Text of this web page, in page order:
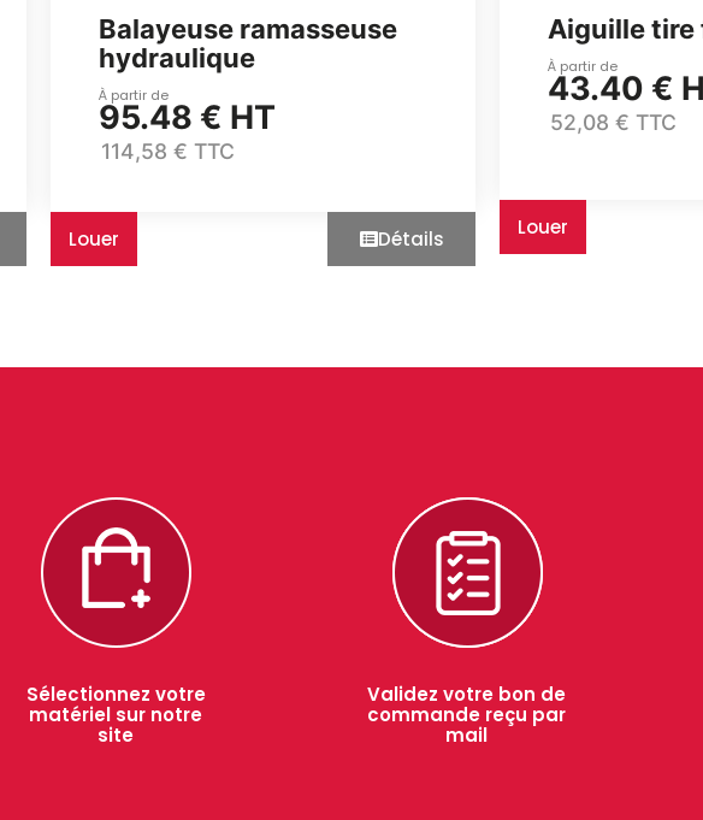
Balayeuse ramasseuse
hydraulique
À partir de
95.48 € HT
114,58 € TTC
Louer Détails
Aiguille tire
À partir de
43.40 €
52,08 € TTC
Louer
Sélectionnez votre
matériel sur notre
site
Validez votre bon de
commande reçu par
mail